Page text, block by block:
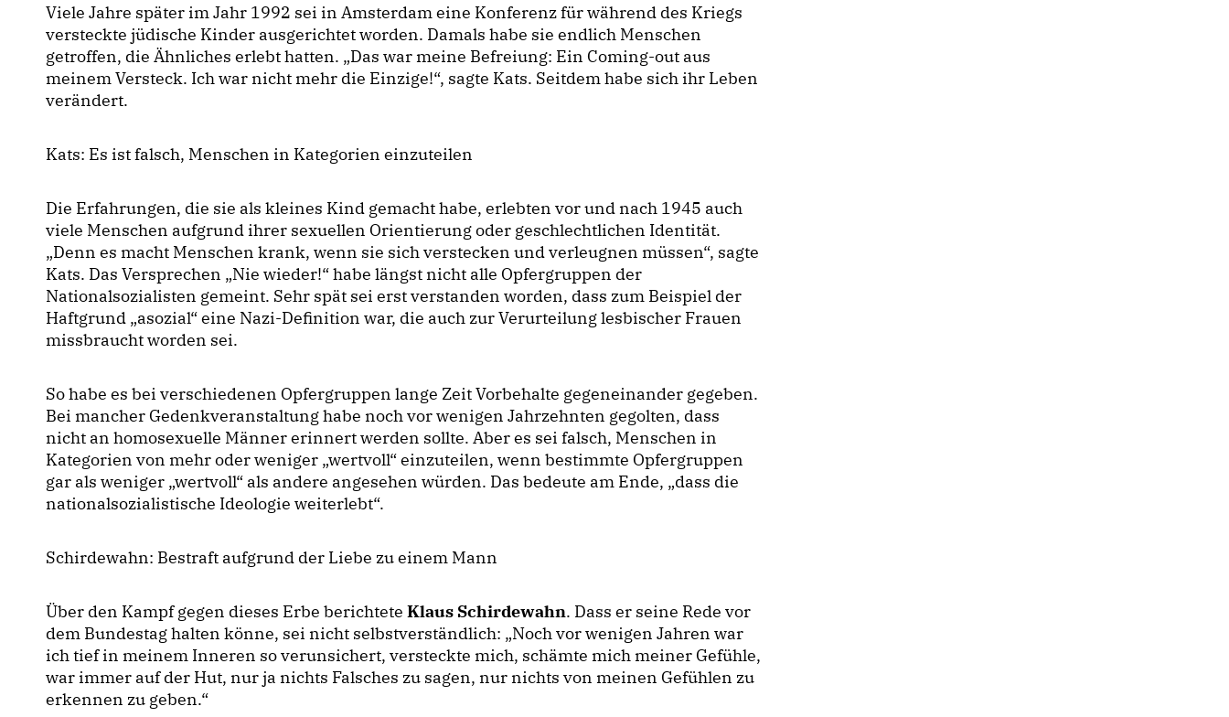
Viele Jahre später im Jahr 1992 sei in Amsterdam eine Konferenz für während des Kriegs
versteckte jüdische Kinder ausgerichtet worden. Damals habe sie endlich Menschen
getroffen, die Ähnliches erlebt hatten. „Das war meine Befreiung: Ein Coming-out aus
meinem Versteck. Ich war nicht mehr die Einzige!“, sagte Kats. Seitdem habe sich ihr Leben
verändert.
Kats: Es ist falsch, Menschen in Kategorien einzuteilen
Die Erfahrungen, die sie als kleines Kind gemacht habe, erlebten vor und nach 1945 auch
viele Menschen aufgrund ihrer sexuellen Orientierung oder geschlechtlichen Identität.
Denn es macht Menschen krank, wenn sie sich verstecken und verleugnen müssen“, sagte
Kats. Das Versprechen „Nie wieder!“ habe längst nicht alle Opfergruppen der
Nationalsozialisten gemeint. Sehr spät sei erst verstanden worden, dass zum Beispiel der
Haftgrund „asozial“ eine Nazi-Definition war, die auch zur Verurteilung lesbischer Frauen
missbraucht worden sei.
So habe es bei verschiedenen Opfergruppen lange Zeit Vorbehalte gegeneinander gegeben.
Bei mancher Gedenkveranstaltung habe noch vor wenigen Jahrzehnten gegolten, dass
nicht an homosexuelle Männer erinnert werden sollte. Aber es sei falsch, Menschen in
Kategorien von mehr oder weniger „wertvoll“ einzuteilen, wenn bestimmte Opfergruppen
gar als weniger „wertvoll“ als andere angesehen würden. Das bedeute am Ende, „dass die
nationalsozialistische Ideologie weiterlebt“.
Schirdewahn: Bestraft aufgrund der Liebe zu einem Mann
Über den Kampf gegen dieses Erbe berichtete Klaus Schirdewahn. Dass er seine Rede vor
dem Bundestag halten könne, sei nicht selbstverständlich: „Noch vor wenigen Jahren war
ich tief in meinem Inneren so verunsichert, versteckte mich, schämte mich meiner Gefühle,
war immer auf der Hut, nur ja nichts Falsches zu sagen, nur nichts von meinen Gefühlen zu
erkennen zu geben.“